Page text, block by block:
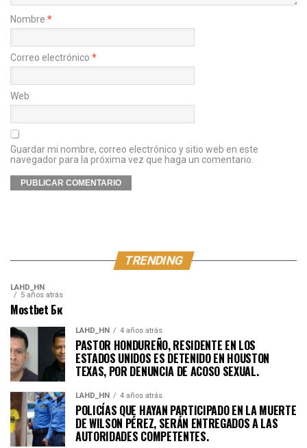
Nombre *
Correo electrónico *
Web
Guardar mi nombre, correo electrónico y sitio web en este
navegador para la próxima vez que haga un comentario.
TRENDING
LAHD_HN
5 años atrás
Mostbet Бк
LAHD_HN 4 años atrás
PASTOR HONDUREÑO, RESIDENTE EN LOS
ESTADOS UNIDOS ES DETENIDO EN HOUSTON
TEXAS, POR DENUNCIA DE ACOSO SEXUAL.
LAHD_HN 4 años atrás
POLICÍAS QUE HAYAN PARTICIPADO EN LA MUERTE
DE WILSON PÉREZ, SERÁN ENTREGADOS A LAS
AUTORIDADES COMPETENTES.